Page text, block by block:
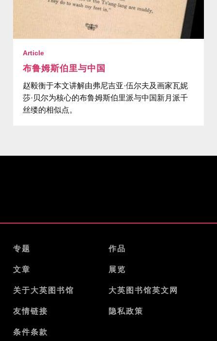
Article
布鲁姆斯伯里与中国
赵毅衡于本文讲解由弗尼吉亚·伍尔夫及画家瓦妮
莎·贝尔为核心的布鲁姆斯伯里派与中国新月派千
丝缕的相似点。
专题 作品
文章 展览
关于大英图书馆 大英图书馆英文网
友情链接 隐私政策
条件条款